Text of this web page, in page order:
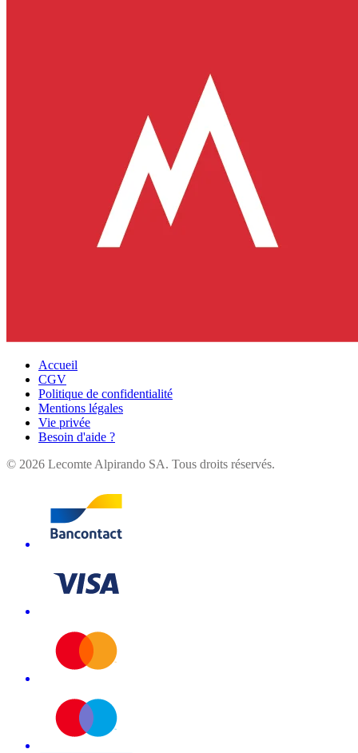
Accueil
CGV
Politique de confidentialité
Mentions légales
Vie privée
Besoin d'aide ?
© 2026 Lecomte Alpirando SA. Tous droits réservés.